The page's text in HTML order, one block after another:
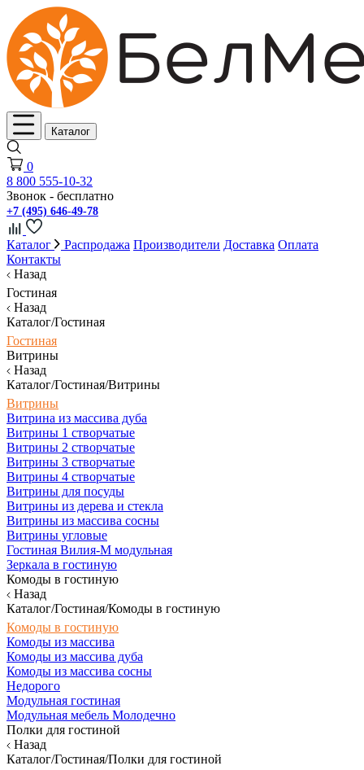
Каталог
0
8 800 555-10-32
Звонок - бесплатно
+7 (495) 646-49-78
Каталог Распродажа Производители Доставка Оплата
Контакты
Назад
Гостиная
Назад
Каталог/Гостиная
Гостиная
Витрины
Назад
Каталог/Гостиная/Витрины
Витрины
Витрина из массива дуба
Витрины 1 створчатые
Витрины 2 створчатые
Витрины 3 створчатые
Витрины 4 створчатые
Витрины для посуды
Витрины из дерева и стекла
Витрины из массива сосны
Витрины угловые
Гостиная Вилия-М модульная
Зеркала в гостиную
Комоды в гостиную
Назад
Каталог/Гостиная/Комоды в гостиную
Комоды в гостиную
Комоды из массива
Комоды из массива дуба
Комоды из массива сосны
Недорого
Модульная гостиная
Модульная мебель Молодечно
Полки для гостиной
Назад
Каталог/Гостиная/Полки для гостиной